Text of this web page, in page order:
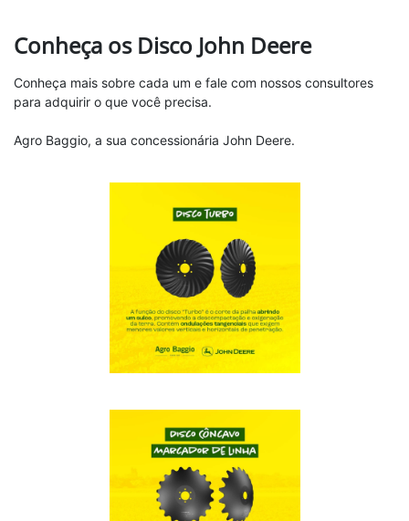
Conheça os Disco John Deere
Conheça mais sobre cada um e fale com nossos consultores
para adquirir o que você precisa.
Agro Baggio, a sua concessionária John Deere.